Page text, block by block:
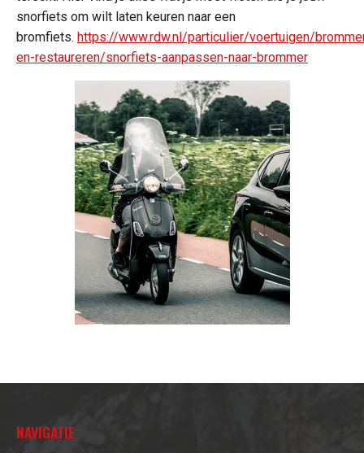
snorfiets om wilt laten keuren naar een
bromfiets. https://www.rdw.nl/particulier/voertuigen/
en-restaureren/snorfiets-aanpassen-naar-brommer
NAVIGATIE